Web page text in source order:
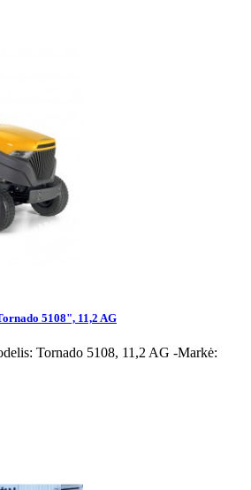
5108", 11,2 AG
Tornado 5108, 11,2 AG -Markė: